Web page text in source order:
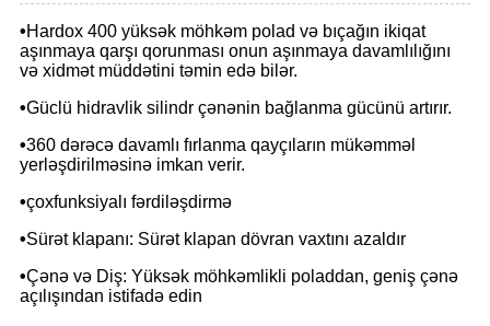
•Hardox 400 yüksək möhkəm polad və bıçağın ikiqat
aşınmaya qarşı qorunması onun aşınmaya davamlılığını
və xidmət müddətini təmin edə bilər.
•Güclü hidravlik silindr çənənin bağlanma gücünü artırır.
•360 dərəcə davamlı fırlanma qayçıların mükəmməl
yerləşdirilməsinə imkan verir.
•çoxfunksiyalı fərdiləşdirmə
•Sürət klapanı: Sürət klapan dövran vaxtını azaldır
•Çənə və Diş: Yüksək möhkəmlikli poladdan, geniş çənə
açılışından istifadə edin